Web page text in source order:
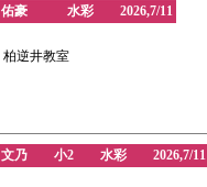
佑豪 水彩 2026,7/11
柏逆井教室
文乃 小2 水彩 2026,7/11